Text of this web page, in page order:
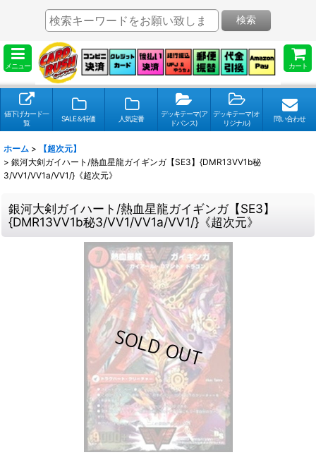
メニュー カート
検索
値下げカード一
覧
SALE＆特価 人気定番
デッキテーマ(ア
ドバンス)
デッキテーマ(オ
リジナル)
問い合わせ
ホーム >
【超次元】
> 銀河大剣ガイハート/熱血星龍ガイギンガ【SE3】{DMR13VV1b秘
3/VV1/VV1a/VV1/}《超次元》
銀河大剣ガイハート/熱血星龍ガイギンガ【SE3】
{DMR13VV1b秘3/VV1/VV1a/VV1/}《超次元》